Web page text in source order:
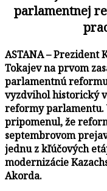
parlamentnej
ASTANA – Prezident
Tokajev na prvom
parlamentnú
vyzdvihol historický
reformy parlamentu.
pripomenul, že
septembrovom
jednu z kľúčových
modernizácie
Akorda.